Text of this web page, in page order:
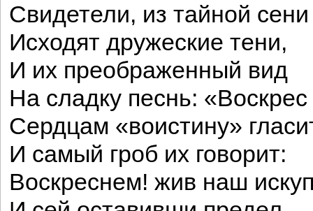
Свидетели, из тайной сени
Исходят дружеские тени,
И их преображенный вид
На сладку песнь:
Сердцам «воистину»
И самый гроб их говорит:
Воскреснем! жив наш